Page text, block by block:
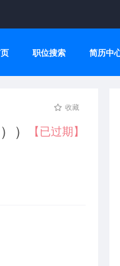
职位搜索 简历中
收藏
） 【已过期】